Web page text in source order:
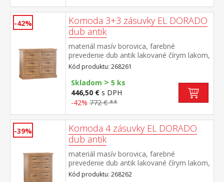
-42%
Komoda 3+3 zásuvky EL DORADO
dub antik
materiál masív borovica, farebné
prevedenie dub antik lakované čírym lakom,
vlis drevenej štruktúry šesť zásuviek súčasť
zostavy EL DORADO
Kód produktu: 268261
Skladom > 5 ks
446,50 € s DPH
-42% 772 € **
-39%
Komoda 4 zásuvky EL DORADO
dub antik
materiál masív borovica, farebné
prevedenie dub antik lakované čírym lakom,
vlis drevenej štruktúry štyri zásuvky súčasť
Kód produktu: 268262